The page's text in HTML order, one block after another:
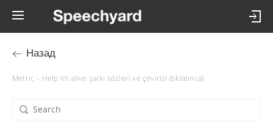
Назад
Metric – Help Im alive şarkı sözleri ve çevirisi (tıklatınca)